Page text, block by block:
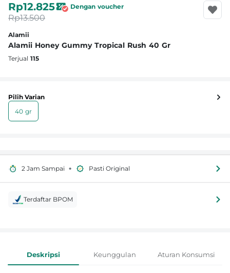
Alamii
Alamii Honey Gummy Tropical Rush 40 Gr
Terjual 115
Rp12.825 Dengan voucher
Rp13.500
Pilih Varian
40 gr
2 Jam Sampai • Pasti Original
Terdaftar BPOM
Informasi Produk
Deskripsi Keunggulan Aturan Konsumsi